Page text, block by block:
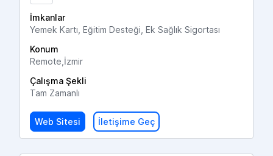
İmkanlar
Yemek Kartı, Eğitim Desteği, Ek Sağlık Sigortası
Konum
Remote,İzmir
Çalışma Şekli
Tam Zamanlı
Web Sitesi İletişime Geç